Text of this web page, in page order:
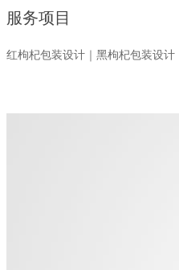
服务项目
红枸杞包装设计｜黑枸杞包装设计